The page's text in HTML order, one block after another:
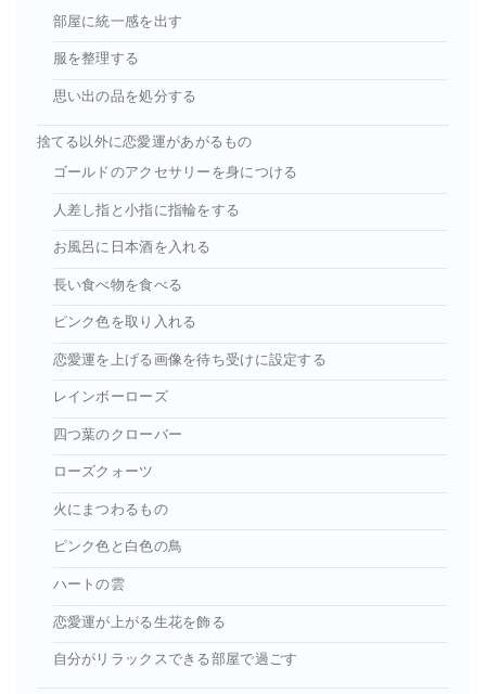
部屋に統一感を出す
服を整理する
思い出の品を処分する
捨てる以外に恋愛運があがるもの
ゴールドのアクセサリーを身につける
人差し指と小指に指輪をする
お風呂に日本酒を入れる
長い食べ物を食べる
ピンク色を取り入れる
恋愛運を上げる画像を待ち受けに設定する
レインボーローズ
四つ葉のクローバー
ローズクォーツ
火にまつわるもの
ピンク色と白色の鳥
ハートの雲
恋愛運が上がる生花を飾る
自分がリラックスできる部屋で過ごす